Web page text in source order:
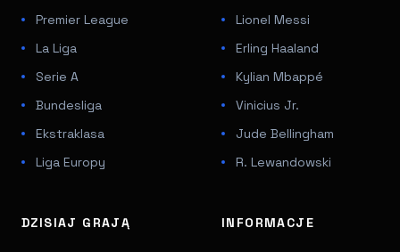
Premier League
La Liga
Serie A
Bundesliga
Ekstraklasa
Liga Europy
Lionel Messi
Erling Haaland
Kylian Mbappé
Vinicius Jr.
Jude Bellingham
R. Lewandowski
DZISIAJ GRAJĄ INFORMACJE